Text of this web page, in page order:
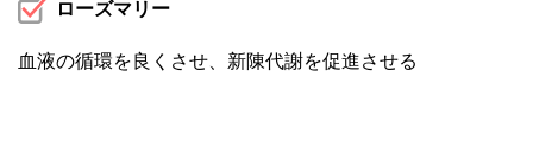
ローズマリー
血液の循環を良くさせ、新陳代謝を促進させる